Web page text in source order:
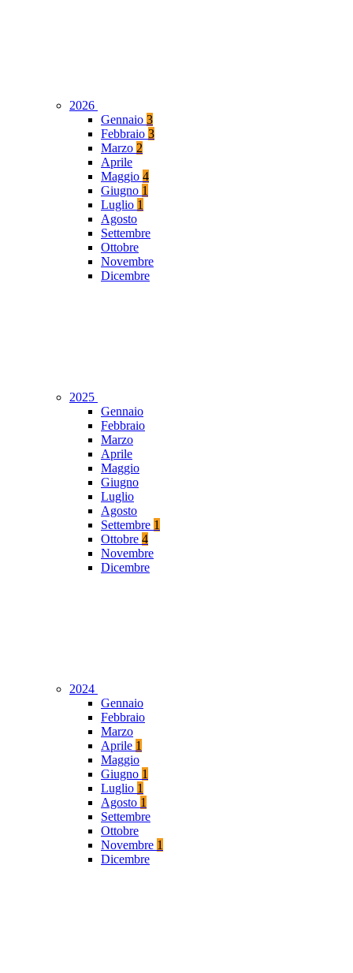
2026
Gennaio 3
Febbraio 3
Marzo 2
Aprile
Maggio 4
Giugno 1
Luglio 1
Agosto
Settembre
Ottobre
Novembre
Dicembre
2025
Gennaio
Febbraio
Marzo
Aprile
Maggio
Giugno
Luglio
Agosto
Settembre 1
Ottobre 4
Novembre
Dicembre
2024
Gennaio
Febbraio
Marzo
Aprile 1
Maggio
Giugno 1
Luglio 1
Agosto 1
Settembre
Ottobre
Novembre 1
Dicembre